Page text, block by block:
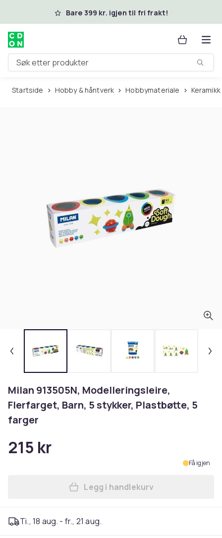
Hopp til hovedinnholdBare 399 kr. igjen til fri frakt!
Søk etter produkter
Startside Hobby & håntverk Hobbymateriale
Milan 913505N, Modelleringsleire,
Flerfarget, Barn, 5 stykker, Plastbøtte, 5
farger
215 kr
Få igjen
Legg Milan 913505N,
Legg i handlekurv
Ti., 18 aug. - fr., 21 aug.